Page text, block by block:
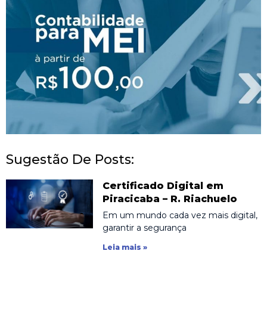
Sugestão De Posts:
Certificado Digital em
Piracicaba – R. Riachuelo
Em um mundo cada vez mais digital,
garantir a segurança
Leia mais »